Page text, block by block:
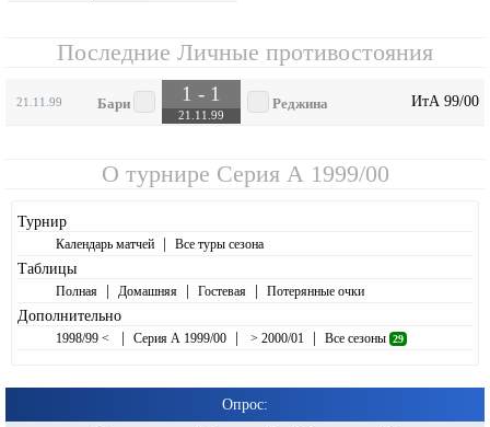
Последние Личные противостояния
21.11.99 Бари 1 - 1
21.11.99
Реджина ИтА 99/00
О турнире Серия А 1999/00
Турнир
Календарь матчей | Все туры сезона
Таблицы
Полная | Домашняя | Гостевая | Потерянные очки
Дополнительно
1998/99 < | Серия А 1999/00 | > 2000/01 | Все сезоны 29
Опрос: